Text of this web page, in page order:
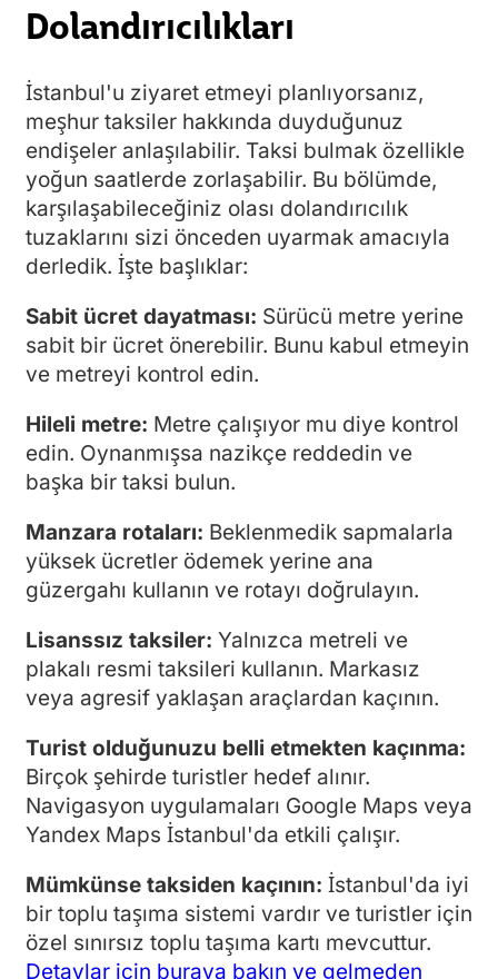
Dolandırıcılıkları
İstanbul'u ziyaret etmeyi planlıyorsanız,
meşhur taksiler hakkında duyduğunuz
endişeler anlaşılabilir. Taksi bulmak özellikle
yoğun saatlerde zorlaşabilir. Bu bölümde,
karşılaşabileceğiniz olası dolandırıcılık
tuzaklarını sizi önceden uyarmak amacıyla
derledik. İşte başlıklar:
Sabit ücret dayatması: Sürücü metre yerine
sabit bir ücret önerebilir. Bunu kabul etmeyin
ve metreyi kontrol edin.
Hileli metre: Metre çalışıyor mu diye kontrol
edin. Oynanmışsa nazikçe reddedin ve
başka bir taksi bulun.
Manzara rotaları: Beklenmedik sapmalarla
yüksek ücretler ödemek yerine ana
güzergahı kullanın ve rotayı doğrulayın.
Lisanssız taksiler: Yalnızca metreli ve
plakalı resmi taksileri kullanın. Markasız
veya agresif yaklaşan araçlardan kaçının.
Turist olduğunuzu belli etmekten kaçınma:
Birçok şehirde turistler hedef alınır.
Navigasyon uygulamaları Google Maps veya
Yandex Maps İstanbul'da etkili çalışır.
Mümkünse taksiden kaçının: İstanbul'da iyi
bir toplu taşıma sistemi vardır ve turistler için
özel sınırsız toplu taşıma kartı mevcuttur.
Detaylar için buraya bakın ve gelmeden